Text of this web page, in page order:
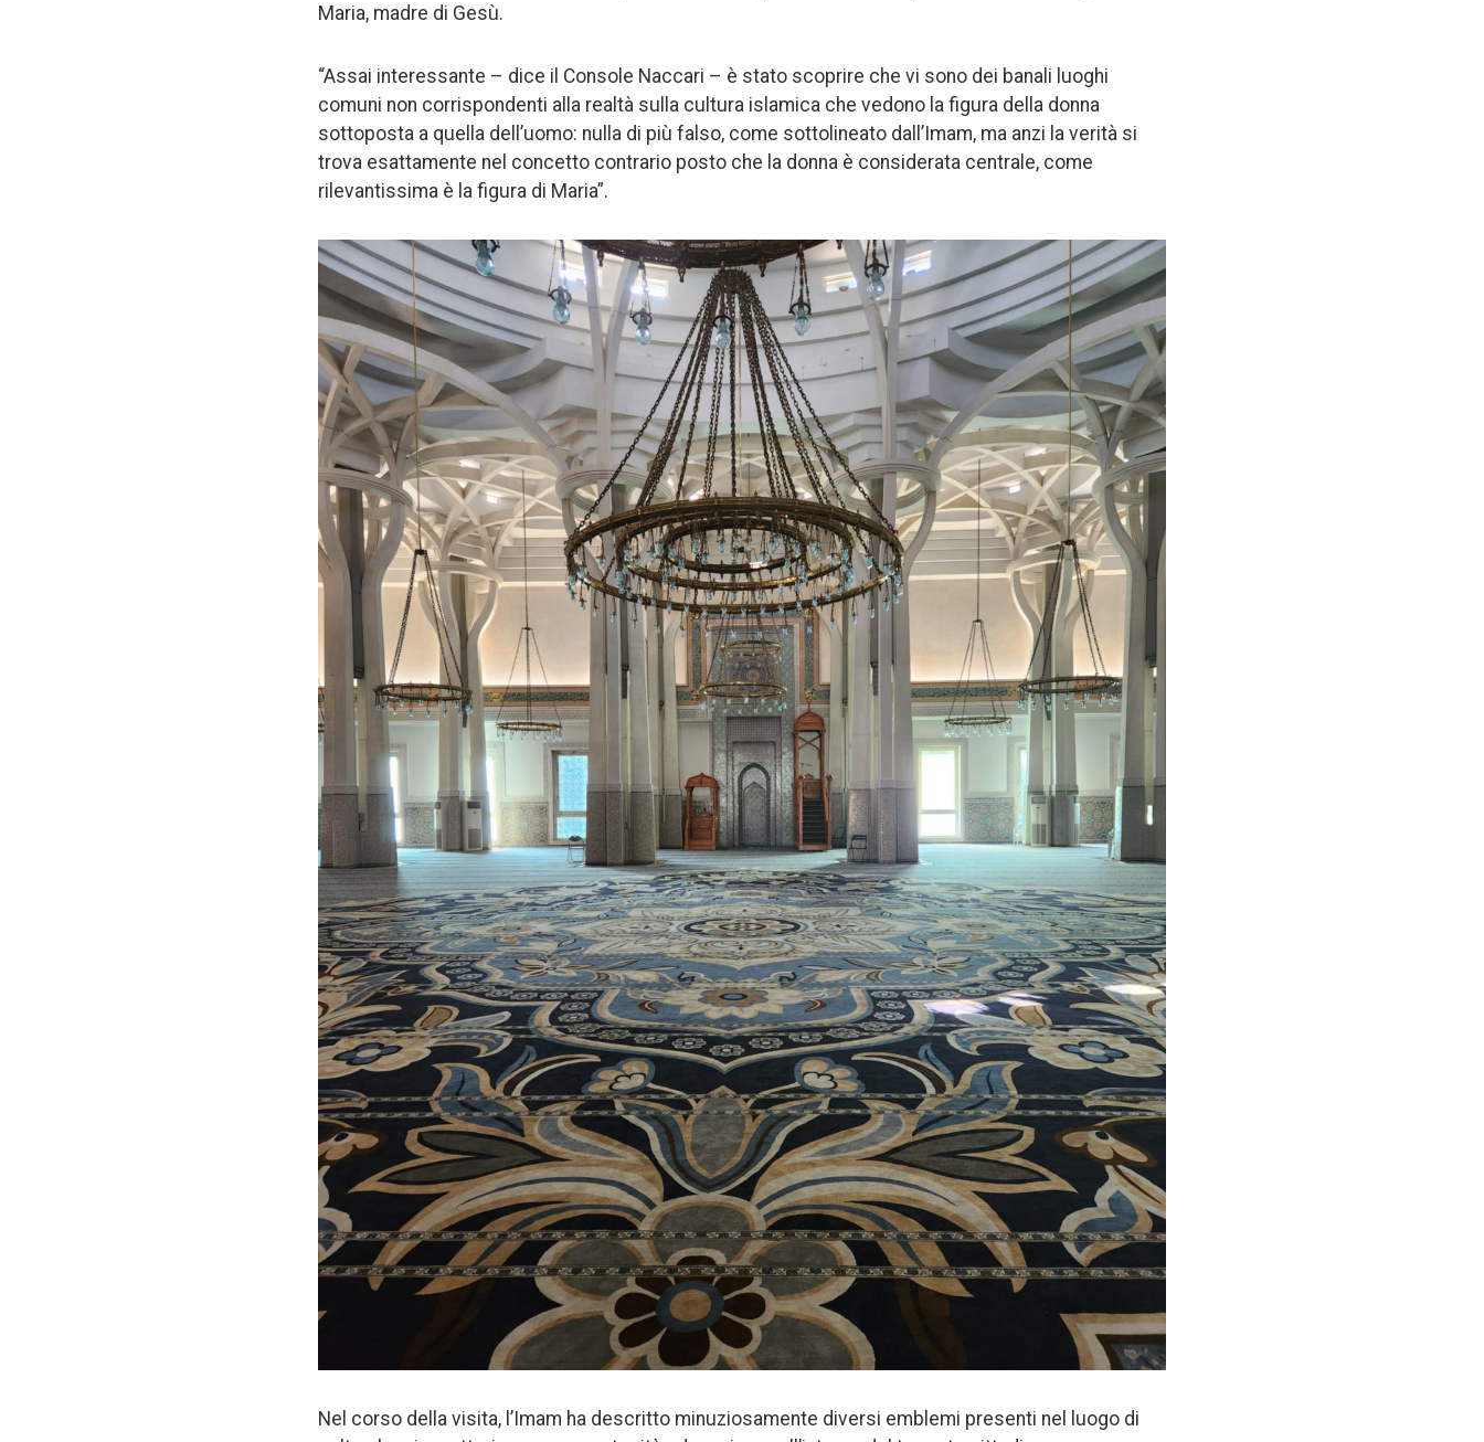
Maria, madre di Gesù.
“Assai interessante – dice il Console Naccari – è stato scoprire che vi sono dei banali luoghi
comuni non corrispondenti alla realtà sulla cultura islamica che vedono la figura della donna
sottoposta a quella dell’uomo: nulla di più falso, come sottolineato dall’Imam, ma anzi la verità si
trova esattamente nel concetto contrario posto che la donna è considerata centrale, come
rilevantissima è la figura di Maria”.
Nel corso della visita, l’Imam ha descritto minuziosamente diversi emblemi presenti nel luogo di